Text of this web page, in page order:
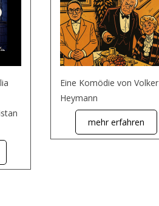
Eine Komödie von Volker
Heymann
mehr erfahren